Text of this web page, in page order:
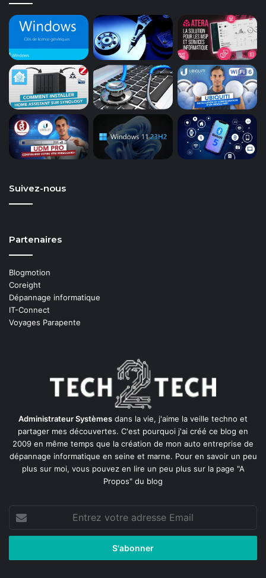
Suivez-nous
Partenaires
Blogmotion
Coreight
Dépannage informatique
IT-Connect
Voyages Parapente
Administrateur Systèmes dans la vie, j'aime la veille techno et
partager mes découvertes. C'est pourquoi j'ai créé ce blog en
2009 en même temps que la création de mon auto entreprise de
dépannage informatique en seine et marne. Pour en savoir un peu
plus sur moi, vous pouvez en lire un peu plus sur la page "A
Propos" du blog
votre
adresse